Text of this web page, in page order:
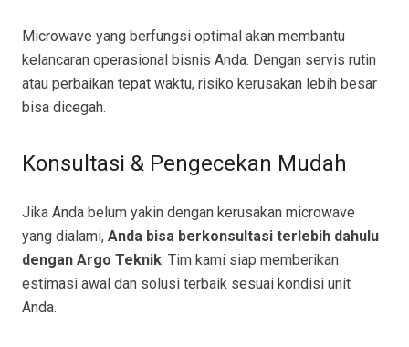
Microwave yang berfungsi optimal akan membantu
kelancaran operasional bisnis Anda. Dengan servis rutin
atau perbaikan tepat waktu, risiko kerusakan lebih besar
bisa dicegah.
Konsultasi & Pengecekan Mudah
Jika Anda belum yakin dengan kerusakan microwave
yang dialami, Anda bisa berkonsultasi terlebih dahulu
dengan Argo Teknik. Tim kami siap memberikan
estimasi awal dan solusi terbaik sesuai kondisi unit
Anda.